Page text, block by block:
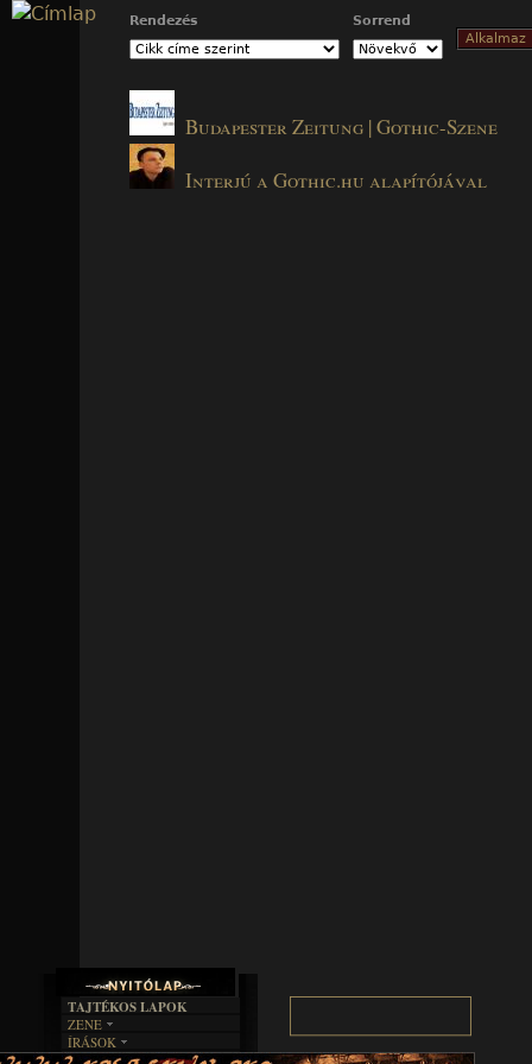
Jump to navigation
Rendezés Sorrend
Budapester Zeitung | Gothic-Szene
Interjú a Gothic.hu alapítójával
TAJTÉKOS LAPOK
ZENE
EGYÜTTESEK
ÍRÁSOK
BOSZORKÁNYKONYHA